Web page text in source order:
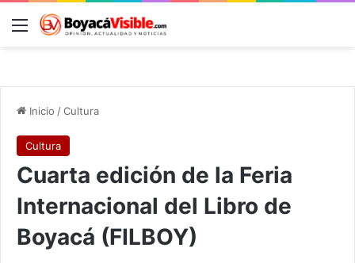
Menú
Inicio /Cultura
Cultura
Cuarta edición de la Feria
Internacional del Libro de
Boyacá (FILBOY)